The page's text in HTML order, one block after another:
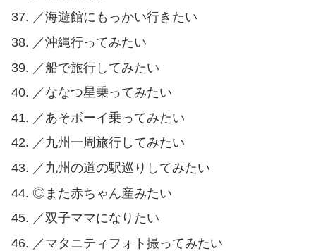
／海遊館にもっかい行きたい
／沖縄行ってみたい
／船で旅行してみたい
／ななつ星乗ってみたい
／あそボーイ乗ってみたい
／九州一周旅行してみたい
／九州の道の駅巡りしてみたい
◎また赤ちゃん産みたい
／双子ママになりたい
／マタニティフォト撮ってみたい